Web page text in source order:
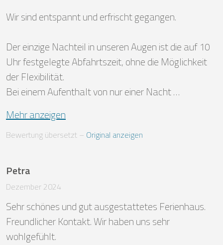
Wir sind entspannt und erfrischt gegangen.
Der einzige Nachteil in unseren Augen ist die auf 10
Uhr festgelegte Abfahrtszeit, ohne die Möglichkeit
der Flexibilität.
Bei einem Aufenthalt von nur einer Nacht …
Mehr anzeigen
Bewertung übersetzt – Original anzeigen
Petra
Dezember 2024
Sehr schönes und gut ausgestattetes Ferienhaus.
Freundlicher Kontakt. Wir haben uns sehr
wohlgefühlt.